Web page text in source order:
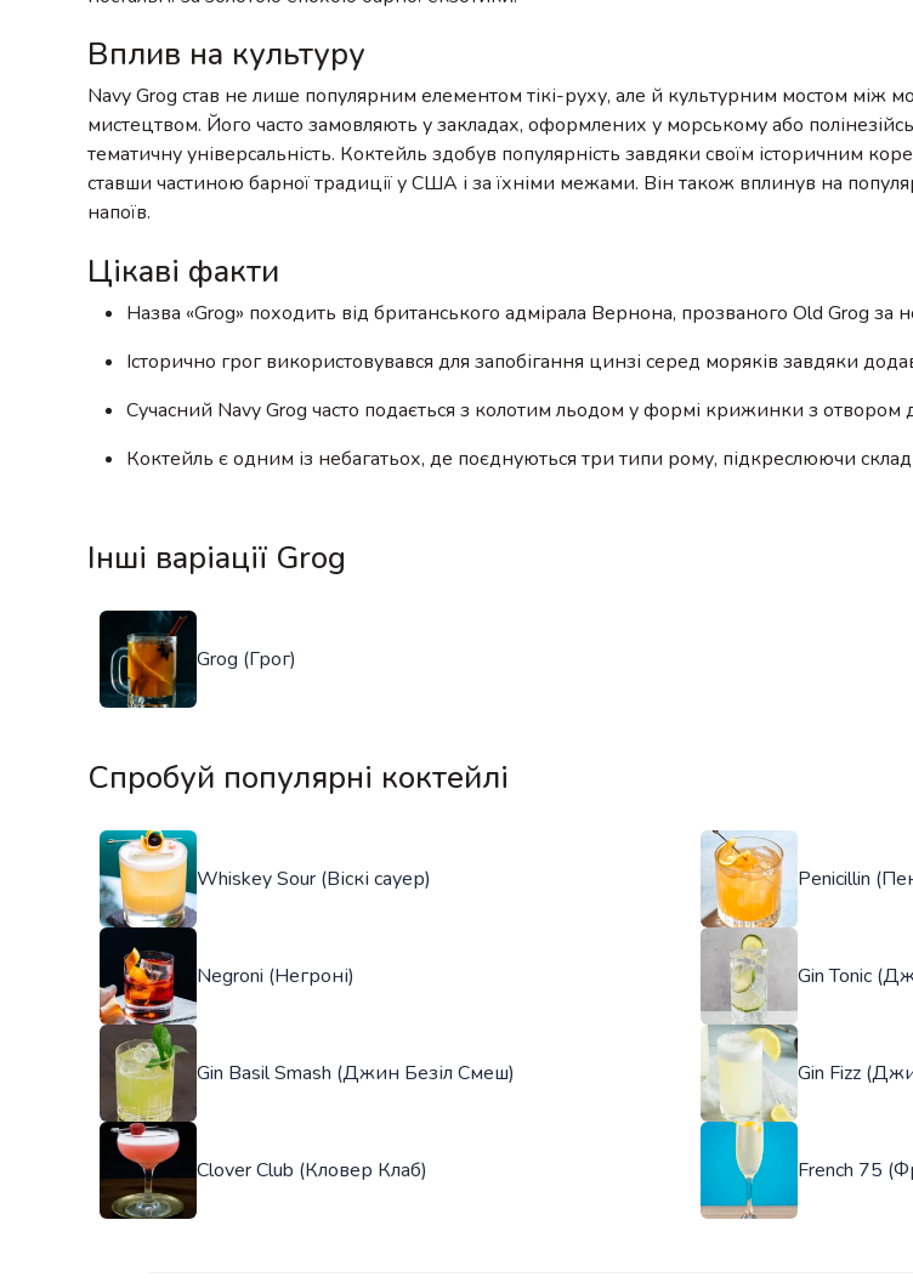
Вплив на культуру
Navy Grog став не лише популярним елементом тікі-руху, але й культурним мостом між
мистецтвом. Його часто замовляють у закладах, оформлених у морському або
тематичну універсальність. Коктейль здобув популярність завдяки своїм історичним
ставши частиною барної традиції у США і за їхніми межами. Він також вплинув на
напоїв.
Цікаві факти
Назва «Grog» походить від британського адмірала Вернона, прозваного Old Grog за
Історично грог використовувався для запобігання цинзі серед моряків завдяки
Сучасний Navy Grog часто подається з колотим льодом у формі крижинки з отвором
Коктейль є одним із небагатьох, де поєднуються три типи рому, підкреслюючи
Інші варіації Grog
Grog (Грог)
Спробуй популярні коктейлі
Whiskey Sour (Віскі сауер) Penicillin
Negroni (Негроні) Gin Tonic
Gin Basil Smash (Джин Безіл Смеш) Gin Fizz
Clover Club (Кловер Клаб) French 75